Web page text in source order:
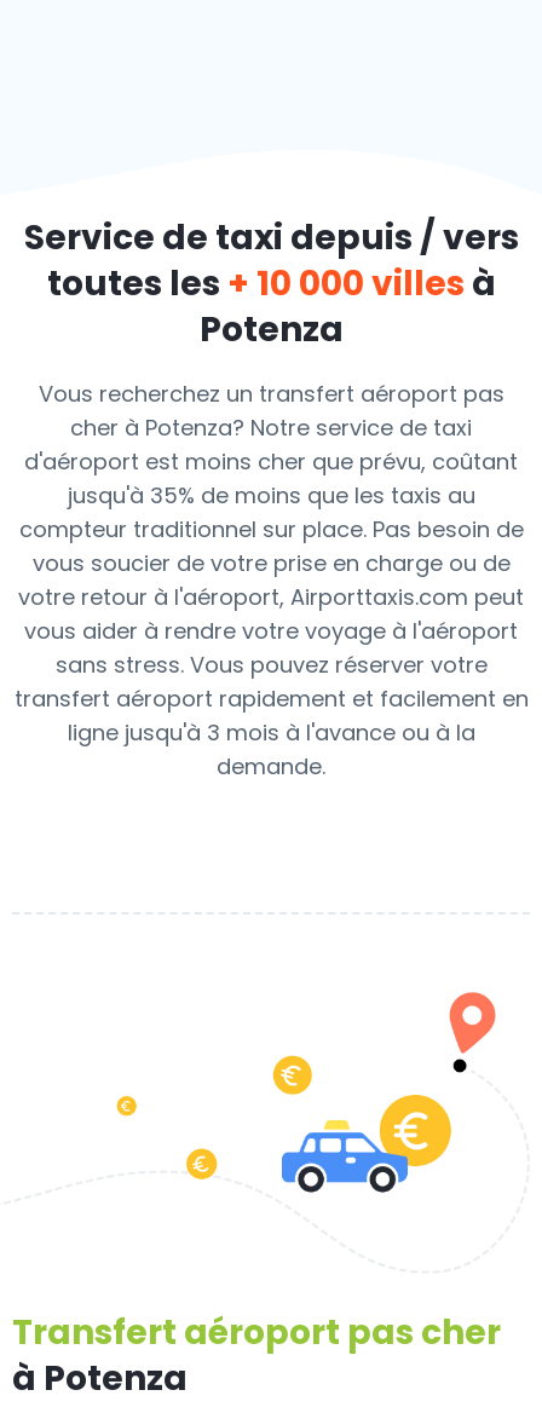
Service de taxi depuis / vers
toutes les + 10 000 villes à
Potenza
Vous recherchez un transfert aéroport pas
cher à Potenza? Notre service de taxi
d'aéroport est moins cher que prévu, coûtant
jusqu'à 35% de moins que les taxis au
compteur traditionnel sur place. Pas besoin de
vous soucier de votre prise en charge ou de
votre retour à l'aéroport, Airporttaxis.com peut
vous aider à rendre votre voyage à l'aéroport
sans stress. Vous pouvez réserver votre
transfert aéroport rapidement et facilement en
ligne jusqu'à 3 mois à l'avance ou à la
demande.
Transfert aéroport pas cher
à Potenza